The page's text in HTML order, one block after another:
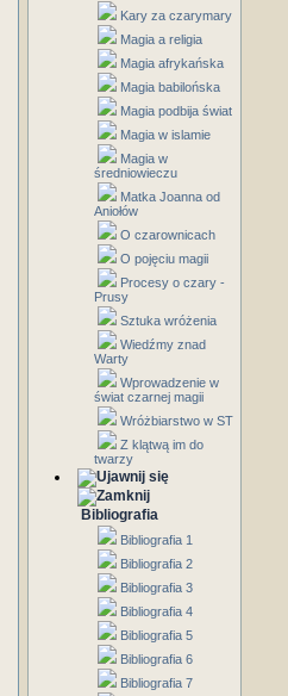
Kary za czarymary
Magia a religia
Magia afrykańska
Magia babilońska
Magia podbija świat
Magia w islamie
Magia w
średniowieczu
Matka Joanna od
Aniołów
O czarownicach
O pojęciu magii
Procesy o czary -
Prusy
Sztuka wróżenia
Wiedźmy znad
Warty
Wprowadzenie w
świat czarnej magii
Wróżbiarstwo w ST
Z klątwą im do
twarzy
Bibliografia
Bibliografia 1
Bibliografia 2
Bibliografia 3
Bibliografia 4
Bibliografia 5
Bibliografia 6
Bibliografia 7